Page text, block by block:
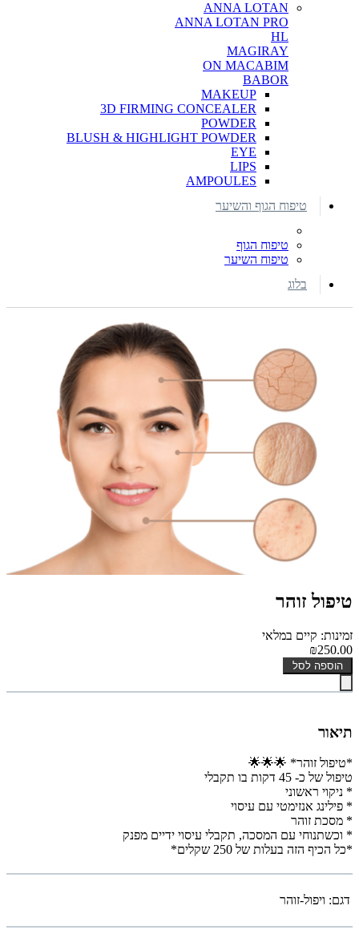
ANNA LOTAN
ANNA LOTAN PRO
HL
MAGIRAY
ON MACABIM
BABOR
MAKEUP
3D FIRMING CONCEALER
POWDER
BLUSH & HIGHLIGHT POWDER
EYE
LIPS
AMPOULES
טיפוח הגוף והשיער
טיפוח הגוף
טיפוח השיער
בלוג
טיפול זוהר
זמינות: קיים במלאי
₪250.00
הוספה לסל
תיאור
*טיפול זוהר* 🌟🌟🌟
טיפול של כ- 45 דקות בו תקבלי
* ניקוי ראשוני
* פילינג אנזימטי עם עיסוי
* מסכת זוהר
* וכשתנוחי עם המסכה, תקבלי עיסוי ידיים מפנק
*כל הכיף הזה בעלות של 250 שקלים*
דגם: ויפול-זוהר